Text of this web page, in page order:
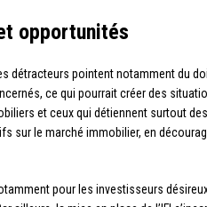
opportunités
détracteurs pointent notamment du
ce qui pourrait créer des
et ceux qui détiennent surtout
sur le marché immobilier, en
pour les investisseurs